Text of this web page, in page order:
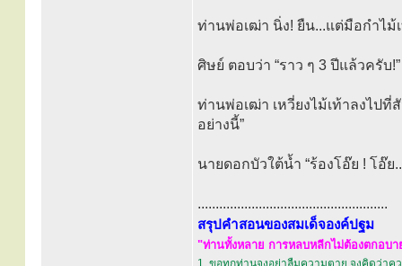
ท่านพ่อเฒ่า นิ่ง! ยืน...แต่มือกำไม้
ศิษย์ ตอบว่า “ราว ๆ 3 ปีแล้วครับ!”
ท่านพ่อเฒ่า เหวี่ยงไม้เท้าลงไป
อย่างนี้”
นายดอกบัวใต้น้ำ “ร้องโอ๊ย ! โอ๊
.....................................................
สรุปคำสอนของสมเด็จองค์ปฐม
"ท่านทั้งหลาย การหลบหลีกไม่ต้องตกอบ
1. ขอทุกท่านจงอย่าลืมความตาย จงคิดว่าค